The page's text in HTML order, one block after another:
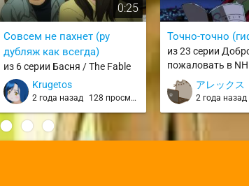
0:25
Совсем не пахнет (ру
дубляж как всегда)
из 6 серии Басня / The Fable
Krugetos
2 года назад 128 просмотров
Точно-точно
из 23 серии
пожаловать в
Youkoso!アレックス
2 года назад